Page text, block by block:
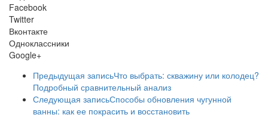
Facebook
Twitter
Вконтакте
Одноклассники
Google+
Предыдущая записьЧто выбрать: скважину или колодец?
Подробный сравнительный анализ
Следующая записьСпособы обновления чугунной
ванны: как ее покрасить и восстановить